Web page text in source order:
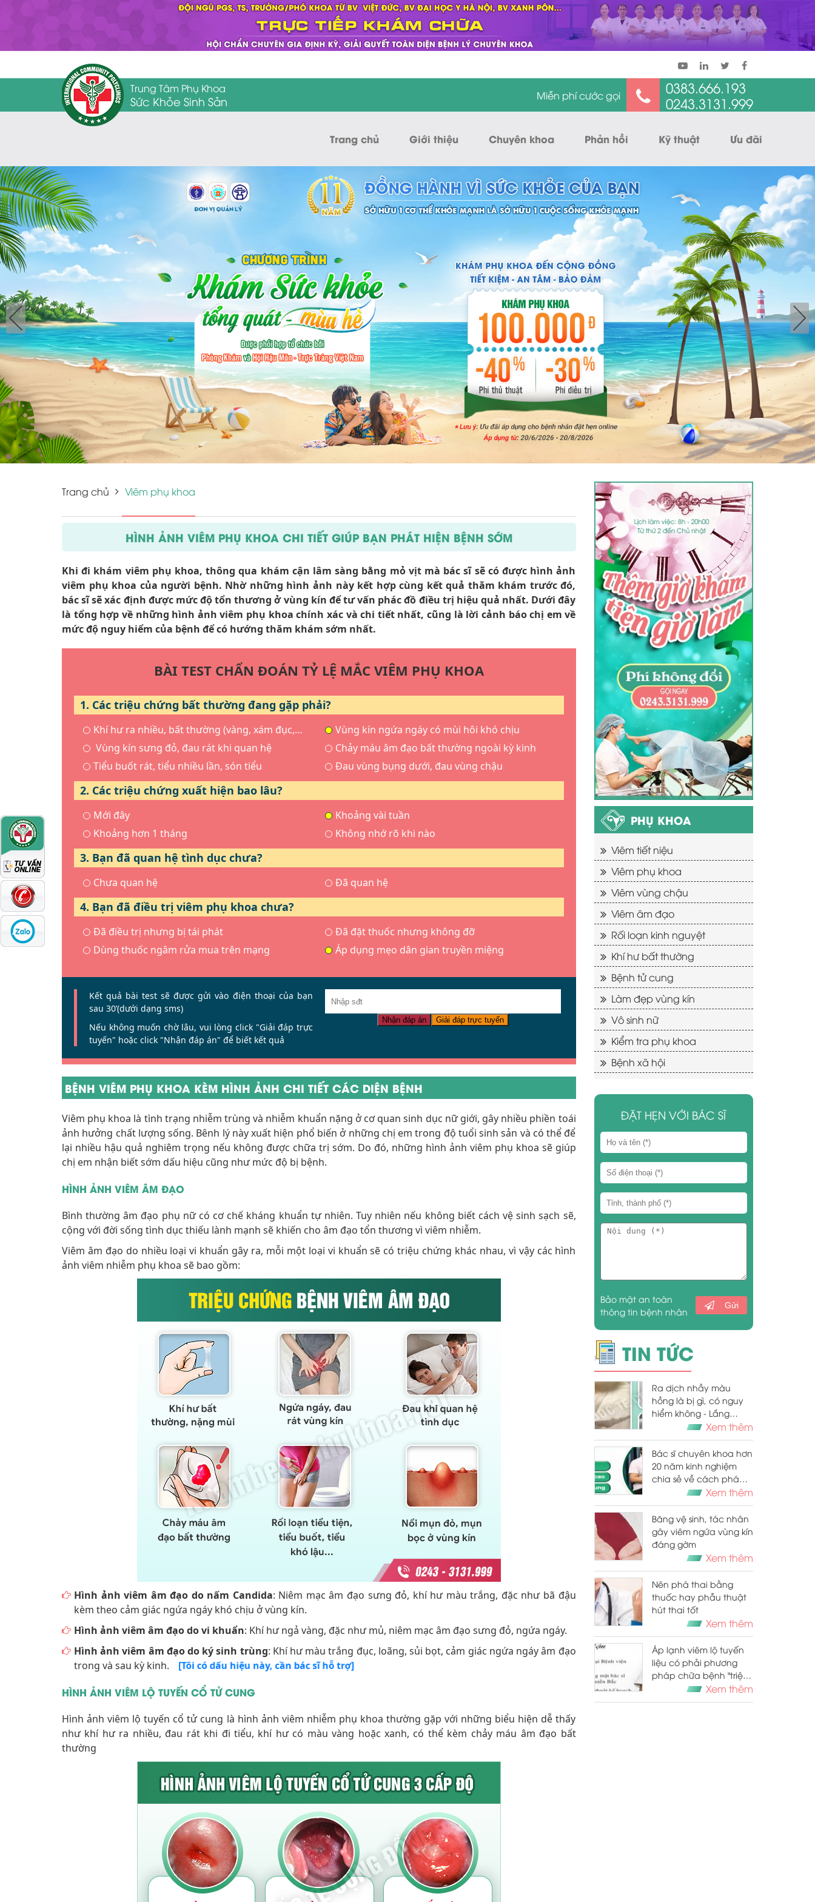
Trung Tâm Phụ Khoa
Sức Khỏe Sinh Sản Miễn phí cước gọi
0383.666.193
0243.3131.999
Trang chủ Giới thiệu Chuyên khoa Phản hồi Kỹ thuật Ưu đãi
Trang chủ Viêm phụ khoa
HÌNH ẢNH VIÊM PHỤ KHOA CHI TIẾT GIÚP BẠN PHÁT HIỆN BỆNH SỚM
Khi đi khám viêm phụ khoa, thông qua khám cận lâm sàng bằng mỏ vịt mà bác sĩ sẽ có được hình ảnh
viêm phụ khoa của người bệnh. Nhờ những hình ảnh này kết hợp cùng kết quả thăm khám trước đó,
bác sĩ sẽ xác định được mức độ tổn thương ở vùng kín để tư vấn phác đồ điều trị hiệu quả nhất. Dưới đây
là tổng hợp về những hình ảnh viêm phụ khoa chính xác và chi tiết nhất, cũng là lời cảnh báo chị em về
mức độ nguy hiểm của bệnh để có hướng thăm khám sớm nhất.
BÀI TEST CHẨN ĐOÁN TỶ LỆ MẮC VIÊM PHỤ KHOA
1. Các triệu chứng bất thường đang gặp phải?
Khí hư ra nhiều, bất thường (vàng, xám đục,…
Vùng kín ngứa ngáy có mùi hôi khó chịu
Vùng kín sưng đỏ, đau rát khi quan hệ
Chảy máu âm đạo bất thường ngoài kỳ kinh
Tiểu buốt rát, tiểu nhiều lần, són tiểu
Đau vùng bụng dưới, đau vùng chậu
2. Các triệu chứng xuất hiện bao lâu?
Mới đây
Khoảng vài tuần
Khoảng hơn 1 tháng
Không nhớ rõ khi nào
3. Bạn đã quan hệ tình dục chưa?
Chưa quan hệ Đã quan hệ
4. Bạn đã điều trị viêm phụ khoa chưa?
Đã điều trị nhưng bị tái phát
Đã đặt thuốc nhưng không đỡ
Dùng thuốc ngâm rửa mua trên mạng
Áp dụng mẹo dân gian truyền miệng
Kết quả bài test sẽ được gửi vào điện thoại của bạn
sau 30’(dưới dạng sms)
Nếu không muốn chờ lâu, vui lòng click "Giải đáp trực
tuyến" hoặc click "Nhận đáp án" để biết kết quả
Nhận đáp án Giải đáp trực tuyến
BỆNH VIÊM PHỤ KHOA KÈM HÌNH ẢNH CHI TIẾT CÁC DIỆN BỆNH
Viêm phụ khoa là tình trạng nhiễm trùng và nhiễm khuẩn nặng ở cơ quan sinh dục nữ giới, gây nhiều phiền toái
ảnh hưởng chất lượng sống. Bênh lý này xuất hiện phổ biến ở những chị em trong độ tuổi sinh sản và có thể để
lại nhiều hậu quả nghiêm trọng nếu không được chữa trị sớm. Do đó, những hình ảnh viêm phụ khoa sẽ giúp
chị em nhận biết sớm dấu hiệu cũng như mức độ bị bệnh.
HÌNH ẢNH VIÊM ÂM ĐẠO
Bình thường âm đạo phụ nữ có cơ chế kháng khuẩn tự nhiên. Tuy nhiên nếu không biết cách vệ sinh sạch sẽ,
cộng với đời sống tình dục thiếu lành mạnh sẽ khiến cho âm đạo tổn thương vì viêm nhiễm.
Viêm âm đạo do nhiều loại vi khuẩn gây ra, mỗi một loại vi khuẩn sẽ có triệu chứng khác nhau, vì vậy các hình
ảnh viêm nhiễm phụ khoa sẽ bao gồm:
Hình ảnh viêm âm đạo do nấm Candida: Niêm mạc âm đạo sưng đỏ, khí hư màu trắng, đặc như bã đậu
kèm theo cảm giác ngứa ngáy khó chịu ở vùng kín.
Hình ảnh viêm âm đạo do vi khuẩn: Khí hư ngả vàng, đặc như mủ, niêm mạc âm đạo sưng đỏ, ngứa ngáy.
Hình ảnh viêm âm đạo do ký sinh trùng: Khí hư màu trắng đục, loãng, sủi bọt, cảm giác ngứa ngáy âm đạo
trong và sau kỳ kinh.
[Tôi có dấu hiệu này, cần bác sĩ hỗ trợ]
HÌNH ẢNH VIÊM LỘ TUYẾN CỔ TỬ CUNG
Hình ảnh viêm lộ tuyến cổ tử cung là hình ảnh viêm nhiễm phụ khoa thường gặp với những biểu hiện dễ thấy
như khí hư ra nhiều, đau rát khi đi tiểu, khí hư có màu vàng hoặc xanh, có thể kèm chảy máu âm đạo bất
thường
PHỤ KHOA
Viêm tiết niệu
Viêm phụ khoa
Viêm vùng chậu
Viêm âm đạo
Rối loạn kinh nguyệt
Khí hư bất thường
Bệnh tử cung
Làm đẹp vùng kín
Vô sinh nữ
Kiểm tra phụ khoa
Bệnh xã hội
ĐẶT HẸN VỚI BÁC SĨ
Bảo mật an toàn
thông tin bệnh nhân
Gửi
TIN TỨC
Ra dịch nhầy màu
hồng là bị gì, có nguy
hiểm không - Lắng
nghe bác sĩ giải đáp
Xem thêm
Bác sĩ chuyên khoa hơn
20 năm kinh nghiệm
chia sẻ về cách phá
thai 4 tuần tuổi an toàn
bằng thuốc
Xem thêm
Băng vệ sinh, tác nhân
gây viêm ngứa vùng kín
đáng gờm
Xem thêm
Nên phá thai bằng
thuốc hay phẫu thuật
hút thai tốt
Xem thêm
Áp lạnh viêm lộ tuyến
liệu có phải phương
pháp chữa bệnh "triệt
Xem thêm